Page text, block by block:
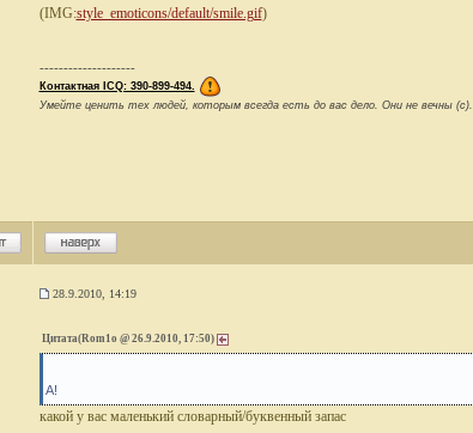
(IMG:style_emoticons/default/smile.gif)
--------------------
Контактная ICQ: 390-899-494.
Умейте ценить тех людей, которым всегда есть до вас дело. Они не вечны (с).
28.9.2010, 14:19
Цитата(Rom1o @ 26.9.2010, 17:50)
А!
какой у вас маленький словарный/буквенный запас